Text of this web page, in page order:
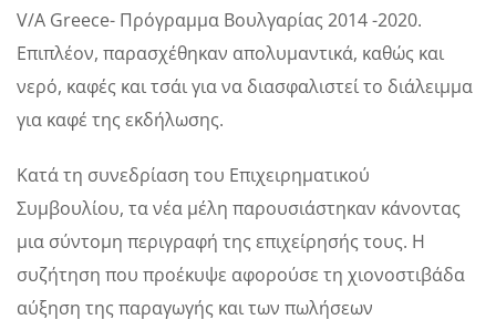
V/A Greece- Πρόγραμμα Βουλγαρίας 2014 -2020.
Επιπλέον, παρασχέθηκαν απολυμαντικά, καθώς και
νερό, καφές και τσάι για να διασφαλιστεί το διάλειμμα
για καφέ της εκδήλωσης.
Κατά τη συνεδρίαση του Επιχειρηματικού
Συμβουλίου, τα νέα μέλη παρουσιάστηκαν κάνοντας
μια σύντομη περιγραφή της επιχείρησής τους. Η
συζήτηση που προέκυψε αφορούσε τη χιονοστιβάδα
αύξηση της παραγωγής και των πωλήσεων